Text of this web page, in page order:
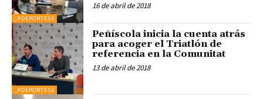
_PDEPORTES3
16 de abril de 2018
_PDEPORTES3
Peñíscola inicia la cuenta atrás
para acoger el Triatlón de
referencia en la Comunitat
13 de abril de 2018